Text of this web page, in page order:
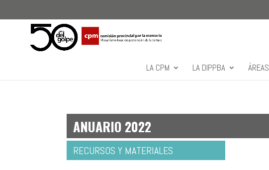
LA CPM LA DIPPBA ÁREAS
ANUARIO 2022
RECURSOS Y MATERIALES